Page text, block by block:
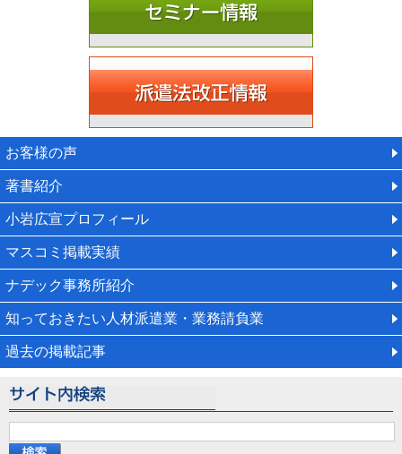
お客様の声
著書紹介
小岩広宣プロフィール
マスコミ掲載実績
ナデック事務所紹介
知っておきたい人材派遣業・業務請負業
過去の掲載記事